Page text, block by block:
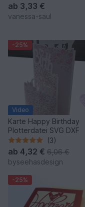
ab 3,33 €
vanessa-saul
-25%
Video
Karte Happy Birthday
Plotterdatei SVG DXF
(3)
ab 4,32 € 6,06 €
byseehasdesign
-25%